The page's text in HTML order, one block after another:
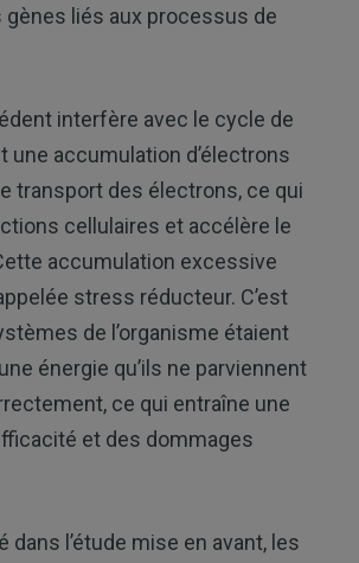
gènes liés aux processus de
interfère avec le cycle de
une accumulation d’électrons
transport des électrons, ce qui
cellulaires et accélère le
accumulation excessive
stress réducteur. C’est
de l’organisme étaient
énergie qu’ils ne parviennent
ce qui entraîne une
et des dommages
dans l’étude mise en avant, les